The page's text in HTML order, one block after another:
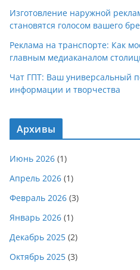
Изготовление наружной
становятся голосом вашего
Реклама на транспорте: Как
главным медиаканалом
Чат ГПТ: Ваш универсальный
информации и творчества
Архивы
Июнь 2026 (1)
Апрель 2026 (1)
Февраль 2026 (3)
Январь 2026 (1)
Декабрь 2025 (2)
Октябрь 2025 (3)